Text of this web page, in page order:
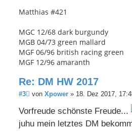
Matthias #421
MGC 12/68 dark burgundy
MGB 04/73 green mallard
MGF 06/96 british racing green
MGF 12/96 amaranth
Re: DM HW 2017
#3
B
i
t
r
von Xpower » 18. Dez 2017,
Vorfreude schönste Freude...
juhu mein letztes DM